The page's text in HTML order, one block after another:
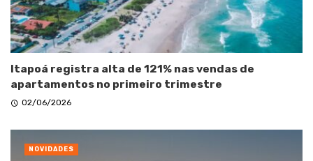
Itapoá registra alta de 121% nas vendas de
apartamentos no primeiro trimestre
02/06/2026
NOVIDADES